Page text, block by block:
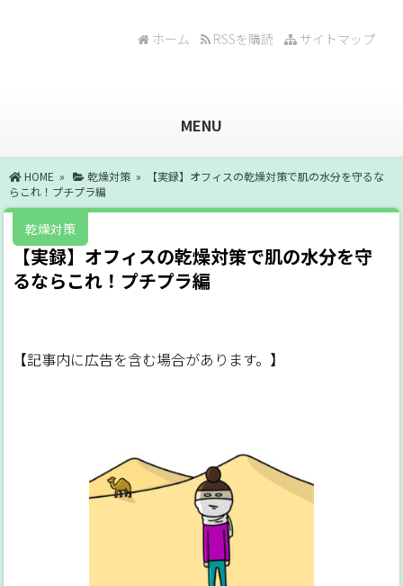
サイトマップ
RSSを購読
ホーム
MENU
HOME » 乾燥対策 » 【実録】オフィスの乾燥対策で肌の水分を守るな
らこれ！プチプラ編
乾燥対策
【実録】オフィスの乾燥対策で肌の水分を守
るならこれ！プチプラ編
【記事内に広告を含む場合があります。】